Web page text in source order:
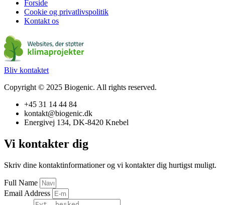
Forside
Cookie og privatlivspolitik
Kontakt os
Bliv kontaktet
Copyright © 2025 Biogenic. All rights reserved.
+45 31 14 44 84
kontakt@biogenic.dk
Energivej 134, DK-8420 Knebel
Vi kontakter dig
Skriv dine kontaktinformationer og vi kontakter dig hurtigst muligt.
Full Name
Email Address